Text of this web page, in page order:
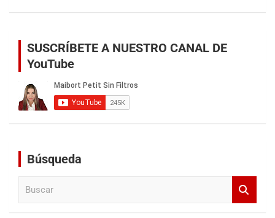
SUSCRÍBETE A NUESTRO CANAL DE
YouTube
Búsqueda